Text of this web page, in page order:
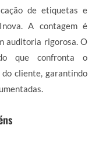
de etiquetas e
A contagem é
auditoria rigorosa. O
que confronta o
cliente, garantindo